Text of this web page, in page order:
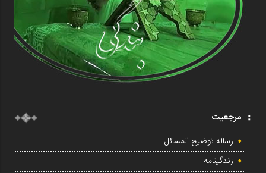
مرجعیت
رساله توضیح المسائل
زندگینامه